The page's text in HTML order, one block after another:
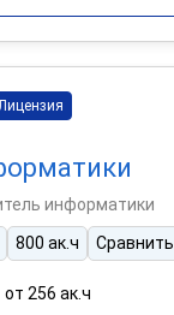
информатики
800 ак.ч Сравнить
от 256 ак.ч